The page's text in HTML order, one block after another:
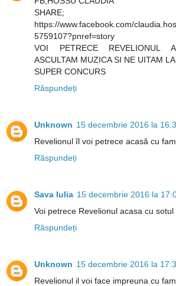
SHARE;
https://www.facebook.com/
5759107?pnref=story
VOI PETRECE REVELIONUL
ASCULTAM MUZICA SI NE UITAM
SUPER CONCURS
Răspundeți
Unknown 15 decembrie 2016 la
Revelionul îl voi petrece acasă cu
Răspundeți
Sava Iulia 15 decembrie 2016 la
Voi petrece Revelionul acasa cu
Răspundeți
Unknown 15 decembrie 2016 la
Revelionul il voi face impreuna cu